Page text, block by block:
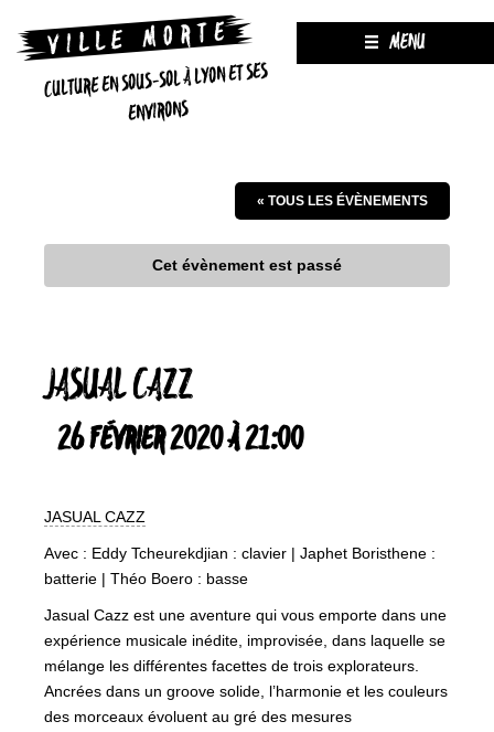
CULTURE EN SOUS-SOL À LYON ET SES
ENVIRONS
MENU
« TOUS LES ÉVÈNEMENTS
Cet évènement est passé
JASUAL CAZZ
26 FÉVRIER 2020 À 21:00
JASUAL CAZZ
Avec : Eddy Tcheurekdjian : clavier | Japhet Boristhene :
batterie | Théo Boero : basse
Jasual Cazz est une aventure qui vous emporte dans une
expérience musicale inédite, improvisée, dans laquelle se
mélange les différentes facettes de trois explorateurs.
Ancrées dans un groove solide, l’harmonie et les couleurs
des morceaux évoluent au gré des mesures